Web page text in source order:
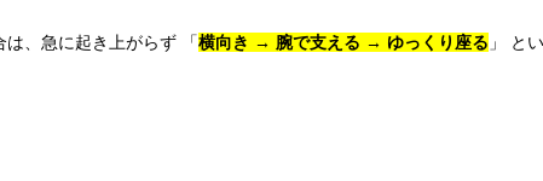
、急に起き上がらず 「横向き → 腕で支える → ゆっくり座る 」 と